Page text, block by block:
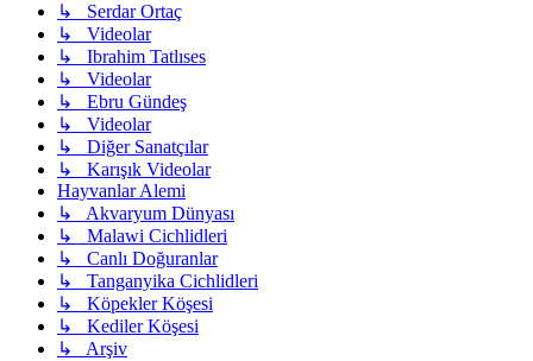
↳ Serdar Ortaç
↳ Videolar
↳ Ibrahim Tatlıses
↳ Videolar
↳ Ebru Gündeş
↳ Videolar
↳ Diğer Sanatçılar
↳ Karışık Videolar
Hayvanlar Alemi
↳ Akvaryum Dünyası
↳ Malawi Cichlidleri
↳ Canlı Doğuranlar
↳ Tanganyika Cichlidleri
↳ Köpekler Köşesi
↳ Kediler Köşesi
↳ Arşiv